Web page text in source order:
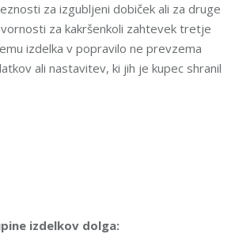
za izgubljeni dobiček ali za druge
za kakršenkoli zahtevek tretje
izdelka v popravilo ne prevzema
ali nastavitev, ki jih je kupec shranil
izdelkov dolga: